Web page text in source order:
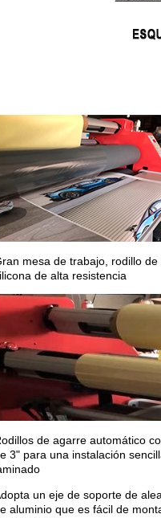
mesa de trabajo, rodillo de
de alta resistencia
de agarre automático
3" para una instalación
un eje de soporte de
aluminio que es fácil de